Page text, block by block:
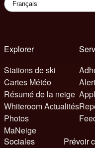
Explorer
Stations de ski
Cartes Météo
Résumé de la neige
Whiteroom Actualités
Photos
MaNeige
Sociales